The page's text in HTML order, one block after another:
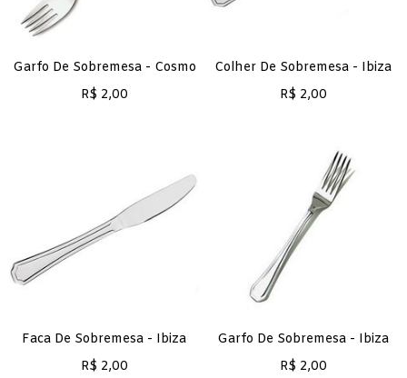
Garfo De Sobremesa - Cosmo
R$ 2,00
Colher De Sobremesa - Ibiza
R$ 2,00
Faca De Sobremesa - Ibiza
R$ 2,00
Garfo De Sobremesa - Ibiza
R$ 2,00